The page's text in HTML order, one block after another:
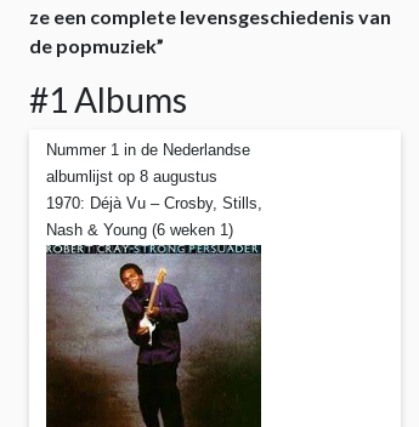
ze een complete levensgeschiedenis van
de popmuziek”
#1 Albums
Nummer 1 in de Nederlandse
albumlijst op 8 augustus
1970: Déjà Vu – Crosby, Stills,
Nash & Young (6 weken 1)